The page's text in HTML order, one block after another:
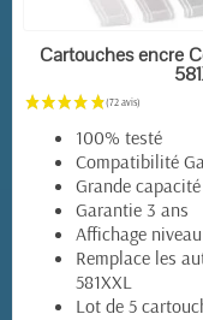
Cartouches encre
100% testé
Compatibilité
Grande capacité
Garantie 3 ans
Affichage
Remplace les
581XXL
Lot de 5